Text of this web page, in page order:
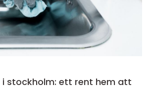
i stockholm: ett rent hem att